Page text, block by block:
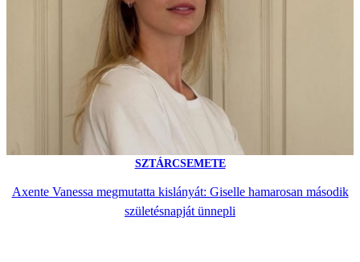
SZTÁRCSEMETE
Axente Vanessa megmutatta kislányát: Giselle hamarosan második
születésnapját ünnepli